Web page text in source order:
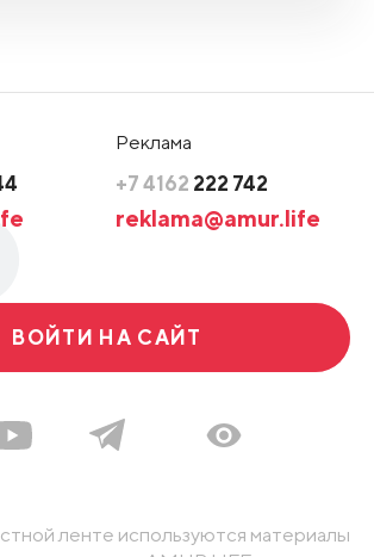
Реклама
+7 4162 222 742
reklama@amur.life
ВОЙТИ НА САЙТ
ленте используются материалы